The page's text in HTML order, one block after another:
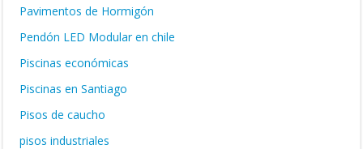
Pavimentos de Hormigón
Pendón LED Modular en chile
Piscinas económicas
Piscinas en Santiago
Pisos de caucho
pisos industriales